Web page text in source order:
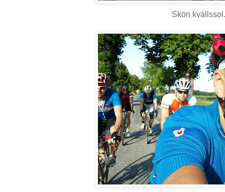
Skön kvällssol.